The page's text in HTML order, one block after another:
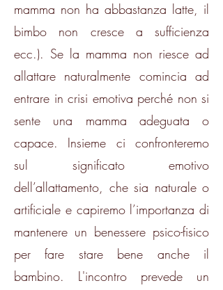
mamma non ha abbastanza latte, il
bimbo non cresce a sufficienza
ecc.). Se la mamma non riesce ad
allattare naturalmente comincia ad
entrare in crisi emotiva perché non si
sente una mamma adeguata o
capace. Insieme ci confronteremo
sul significato emotivo
dell’allattamento, che sia naturale o
artificiale e capiremo l’importanza di
mantenere un benessere psico-fisico
per fare stare bene anche il
bambino. L'incontro prevede un